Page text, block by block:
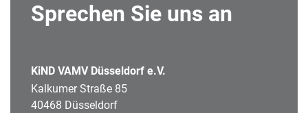
Sprechen Sie uns an
KiND VAMV Düsseldorf e.V.
Kalkumer Straße 85
40468 Düsseldorf